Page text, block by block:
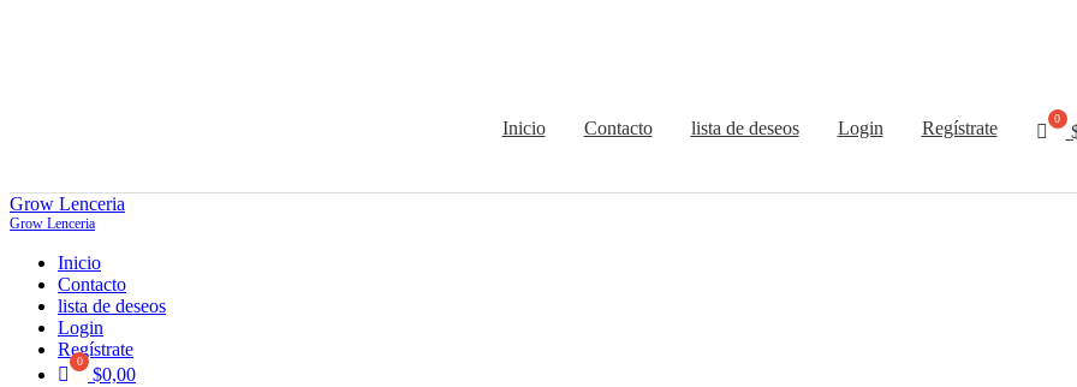
Inicio Contacto lista de deseos Login Regístrate
Grow Lenceria
Grow Lenceria
Inicio
Contacto
lista de deseos
Login
Regístrate
$0,00